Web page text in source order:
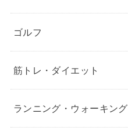
ゴルフ
筋トレ・ダイエット
ランニング・ウォーキング